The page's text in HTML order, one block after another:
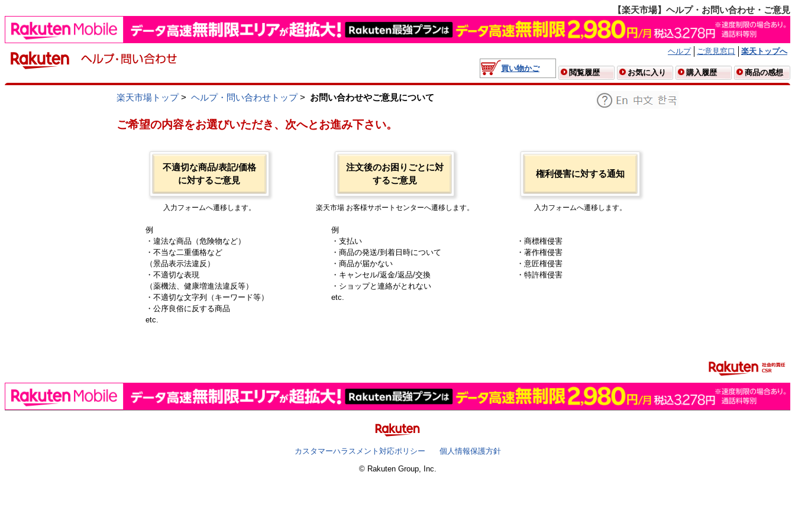
【楽天市場】ヘルプ・お問い合わせ・ご意見
ヘルプ ご意見窓口
楽天トップへ
買い物かご
閲覧履歴 お気に入り 購入履歴 商品の感想
楽天市場トップ> ヘルプ・問い合わせトップ> お問い合わせやご意見について
ご希望の内容をお選びいただき、次へとお進み下さい。
不適切な商品/表記/価格
に対するご意見
入力フォームへ遷移します。
例
・違法な商品（危険物など）
・不当な二重価格など
（景品表示法違反）
・不適切な表現
（薬機法、健康増進法違反等）
・不適切な文字列（キーワード等）
・公序良俗に反する商品
etc.
注文後のお困りごとに対
するご意見
楽天市場 お客様サポートセンターへ遷移します。
例
・支払い
・商品の発送/到着日時について
・商品が届かない
・キャンセル/返金/返品/交換
・ショップと連絡がとれない
etc.
権利侵害に対する通知
入力フォームへ遷移します。
・商標権侵害
・著作権侵害
・意匠権侵害
・特許権侵害
カスタマーハラスメント対応ポリシー
個人情報保護方針
© Rakuten Group, Inc.